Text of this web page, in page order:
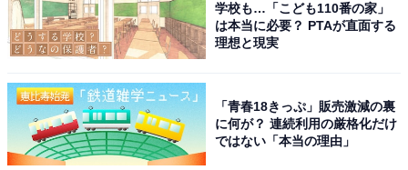
学校も…「こども110番の家」
は本当に必要？ PTAが直面する
理想と現実
「青春18きっぷ」販売激減の裏
に何が？ 連続利用の厳格化だけ
ではない「本当の理由」